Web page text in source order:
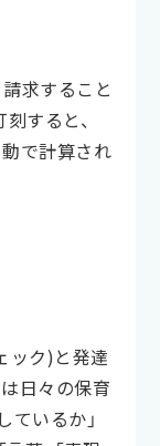
求すること
すると、
で計算され
ック)と発達
日々の保育
ているか」